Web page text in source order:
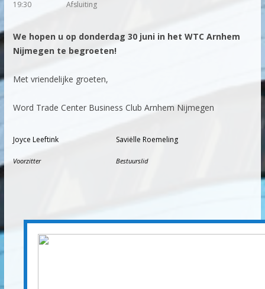
19:30 Afsluiting
We hopen u op donderdag 30 juni in het WTC Arnhem
Nijmegen te begroeten!
Met vriendelijke groeten,
Word Trade Center Business Club Arnhem Nijmegen
Joyce Leeftink Saviëlle Roemeling
Voorzitter Bestuurslid